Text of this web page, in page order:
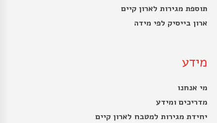
תוספת מגירות לארון קיים
ארון בייסיק לפי מידה
מידע
מי אנחנו
מדריכים ומידע
יחידת מגירות למטבח לארון קיים